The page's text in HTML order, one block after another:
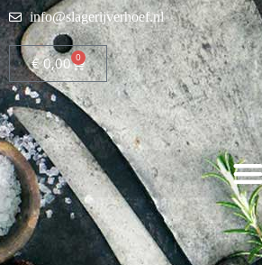
info@slagerijverhoef.nl
€0,00 0